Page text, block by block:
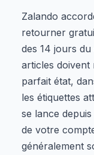
Zalando
retourner
des 14 jours
articles doivent
parfait état,
les étiquettes
se lance
de votre
généralement